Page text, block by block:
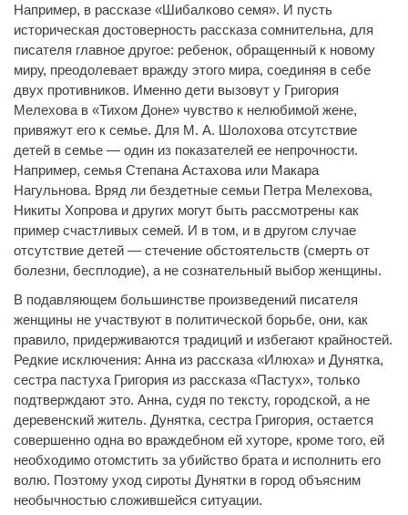
Например, в рассказе «Шибалково семя». И пусть
историческая достоверность рассказа сомнительна, для
писателя главное другое: ребенок, обращенный к новому
миру, преодолевает вражду этого мира, соединяя в себе
двух противников. Именно дети вызовут у Григория
Мелехова в «Тихом Доне» чувство к нелюбимой жене,
привяжут его к семье. Для М. А. Шолохова отсутствие
детей в семье — один из показателей ее непрочности.
Например, семья Степана Астахова или Макара
Нагульнова. Вряд ли бездетные семьи Петра Мелехова,
Никиты Хопрова и других могут быть рассмотрены как
пример счастливых семей. И в том, и в другом случае
отсутствие детей — стечение обстоятельств (смерть от
болезни, бесплодие), а не сознательный выбор женщины.
В подавляющем большинстве произведений писателя
женщины не участвуют в политической борьбе, они, как
правило, придерживаются традиций и избегают крайностей.
Редкие исключения: Анна из рассказа «Илюха» и Дунятка,
сестра пастуха Григория из рассказа «Пастух», только
подтверждают это. Анна, судя по тексту, городской, а не
деревенский житель. Дунятка, сестра Григория, остается
совершенно одна во враждебном ей хуторе, кроме того, ей
необходимо отомстить за убийство брата и исполнить его
волю. Поэтому уход сироты Дунятки в город объясним
необычностью сложившейся ситуации.